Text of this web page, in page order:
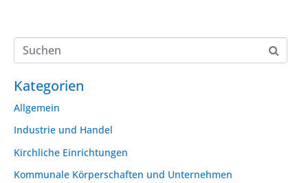
Kategorien
Allgemein
Industrie und Handel
Kirchliche Einrichtungen
Kommunale Körperschaften und Unternehmen